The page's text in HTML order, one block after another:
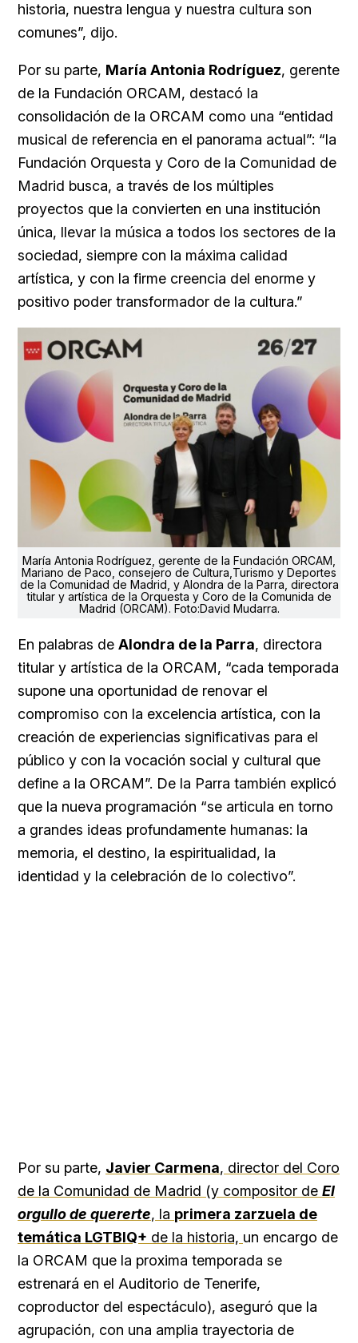
historia, nuestra lengua y nuestra cultura son
comunes”, dijo.
Por su parte, María Antonia Rodríguez, gerente
de la Fundación ORCAM, destacó la
consolidación de la ORCAM como una “entidad
musical de referencia en el panorama actual”: “la
Fundación Orquesta y Coro de la Comunidad de
Madrid busca, a través de los múltiples
proyectos que la convierten en una institución
única, llevar la música a todos los sectores de la
sociedad, siempre con la máxima calidad
artística, y con la firme creencia del enorme y
positivo poder transformador de la cultura.”
María Antonia Rodríguez, gerente de la Fundación ORCAM,
Mariano de Paco, consejero de Cultura,Turismo y Deportes
de la Comunidad de Madrid, y Alondra de la Parra, directora
titular y artística de la Orquesta y Coro de la Comunida de
Madrid (ORCAM). Foto:David Mudarra.
En palabras de Alondra de la Parra, directora
titular y artística de la ORCAM, “cada temporada
supone una oportunidad de renovar el
compromiso con la excelencia artística, con la
creación de experiencias significativas para el
público y con la vocación social y cultural que
define a la ORCAM”. De la Parra también explicó
que la nueva programación “se articula en torno
a grandes ideas profundamente humanas: la
memoria, el destino, la espiritualidad, la
identidad y la celebración de lo colectivo”.
Por su parte, Javier Carmena, director del Coro
de la Comunidad de Madrid (y compositor de El
orgullo de quererte, la primera zarzuela de
temática LGTBIQ+ de la historia, un encargo de
la ORCAM que la proxima temporada se
estrenará en el Auditorio de Tenerife,
coproductor del espectáculo), aseguró que la
agrupación, con una amplia trayectoria de